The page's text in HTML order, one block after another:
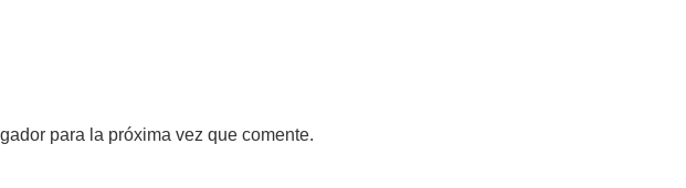
para la próxima vez que comente.